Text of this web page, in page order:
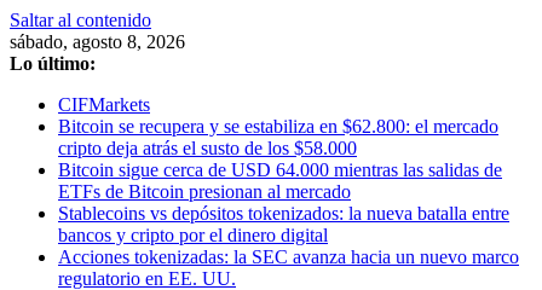
Saltar al contenido
sábado, agosto 8, 2026
Lo último:
CIFMarkets
Bitcoin se recupera y se estabiliza en $62.800: el mercado
cripto deja atrás el susto de los $58.000
Bitcoin sigue cerca de USD 64.000 mientras las salidas de
ETFs de Bitcoin presionan al mercado
Stablecoins vs depósitos tokenizados: la nueva batalla entre
bancos y cripto por el dinero digital
Acciones tokenizadas: la SEC avanza hacia un nuevo marco
regulatorio en EE. UU.